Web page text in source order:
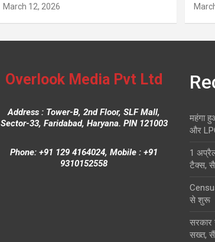
March 12, 2026
Overlook Media Pvt Ltd
Address : Tower-B, 2nd Floor, SLF Mall,
Sector-33, Faridabad, Haryana. PIN 121003
Phone: +91 129 4164024, Mobile : +91
9310152558
महंगा
और
1
टैक्स,
से शुरू
सरकार
सख्त,